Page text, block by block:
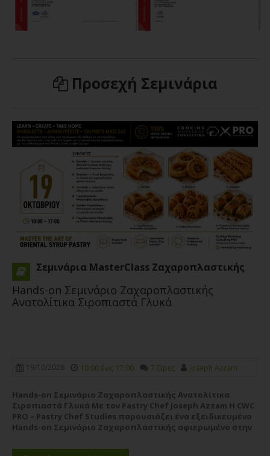
3 DAYS HANDS ON MASTER CLASS Joakim
Σεμινάριο
CWC PRO MasterClass Antonio Bachour’s
Petit Gâteaux and Entremets
Antonio Bachour
Σεμινάριο
CWC PRO MasterClass David Vidal Plated
Desserts - Verrines
13/11/2023
David Vidal
Προσεχή Σεμινάρια
Σεμινάρια MasterClass Ζαχαροπλαστικής
Hands-on Σεμινάριο Ζαχαροπλαστικής
Ανατολίτικα Σιροπιαστά Γλυκά
19/10/2026 10:00 έως 17:00 7 Ώρες Joseph Azzam
Hands-on Σεμινάριο Ζαχαροπλαστικής Ανατολίτικα
Σιροπιαστά Γλυκά Με τον Pastry Chef Joseph Azzam Η CWC
PRO – Pastry Chef Studies παρουσιάζει ένα εξειδικευμένο
Hands-on Σεμινάριο Ζαχαροπλαστικής αφιερωμένο στην
με εισηγητή τον έμπειρο Pastry Chef Joseph...